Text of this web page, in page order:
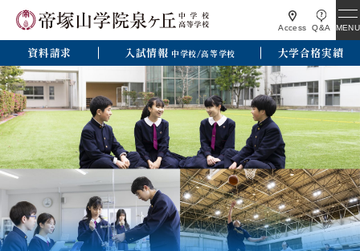
Access Q&A MENU
資料請求 入試情報 中学校/高等学校 大学合格実績